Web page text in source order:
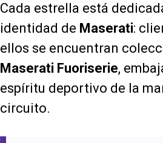
Cada estrella está
identidad de Maserati:
ellos se encuentran
Maserati Fuoriserie,
espíritu deportivo de la
circuito.